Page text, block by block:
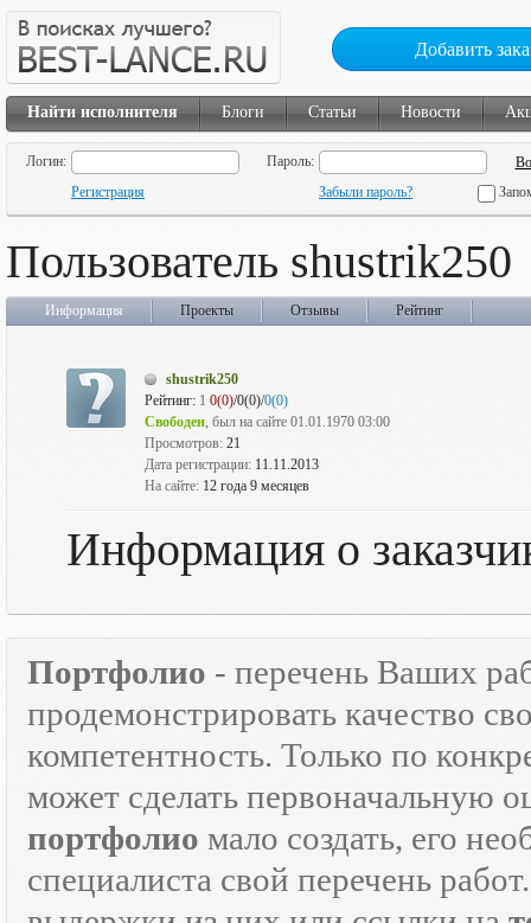
Добавить
Найти исполнителя Блоги Статьи Новости
Логин:
Пароль:
Регистрация
Забыли пароль?
Пользователь shustrik250
Информация Проекты Отзывы Рейтинг
shustrik250
Рейтинг: 1 0(0)/0(0)/0(0)
Свободен, был на сайте 01.01.1970 03:00
Просмотров: 21
Дата регистрации: 11.11.2013
На сайте: 12 года 9 месяцев
Информация о
Портфолио - перечень Ваших
продемонстрировать качество
компетентность. Только по
может сделать первоначальную
портфолио мало создать, его
специалиста свой перечень